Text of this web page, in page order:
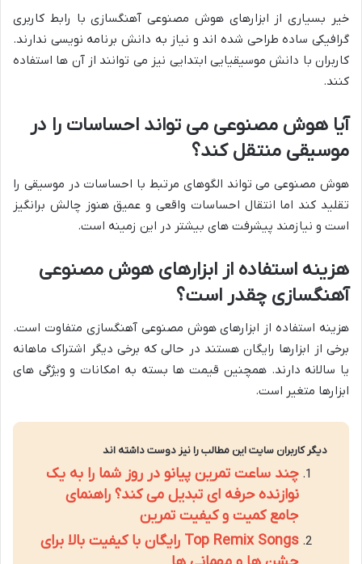
خیر بسیاری از ابزارهای هوش مصنوعی آهنگسازی با رابط کاربری
گرافیکی ساده طراحی شده اند و نیاز به دانش برنامه نویسی ندارند.
کاربران با دانش موسیقیایی ابتدایی نیز می توانند از آن ها استفاده
کنند.
آیا هوش مصنوعی می تواند احساسات را در
موسیقی منتقل کند؟
هوش مصنوعی می تواند الگوهای مرتبط با احساسات در موسیقی را
تقلید کند اما انتقال احساسات واقعی و عمیق هنوز چالش برانگیز
است و نیازمند پیشرفت های بیشتر در این زمینه است.
هزینه استفاده از ابزارهای هوش مصنوعی
آهنگسازی چقدر است؟
هزینه استفاده از ابزارهای هوش مصنوعی آهنگسازی متفاوت است.
برخی از ابزارها رایگان هستند در حالی که برخی دیگر اشتراک ماهانه
یا سالانه دارند. همچنین قیمت ها بسته به امکانات و ویژگی های
ابزارها متغیر است.
دیگر کاربران سایت این مطالب را نیز دوست داشته اند
چند ساعت تمرین پیانو در روز شما را به یک
نوازنده حرفه ای تبدیل می کند؟ راهنمای
جامع کمیت و کیفیت تمرین
Top Remix Songs رایگان با کیفیت بالا برای